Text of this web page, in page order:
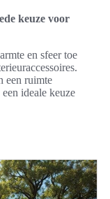
keuze voor
en sfeer toe
een ruimte
ideale keuze